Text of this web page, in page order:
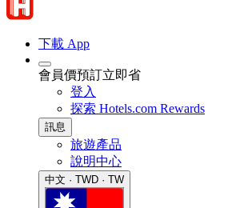
下載 App
會員價預訂立即省
登入
探索 Hotels.com Rewards
訊息
旅遊產品
說明中心
中文 · TWD · TW